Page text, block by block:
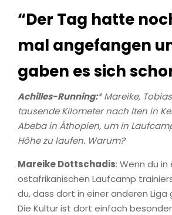
“Der Tag hatte
mal angefangen
gaben es sich
Achilles-Running:* Mareike,
tausende Kilometer nach Iten in
Abeba in Äthopien, um in
Höhe zu laufen. Warum?
Mareike Dottschadis: Wenn du in
ostafrikanischen Laufcamp
du, dass dort in einer anderen Liga
Die Kultur ist dort einfach